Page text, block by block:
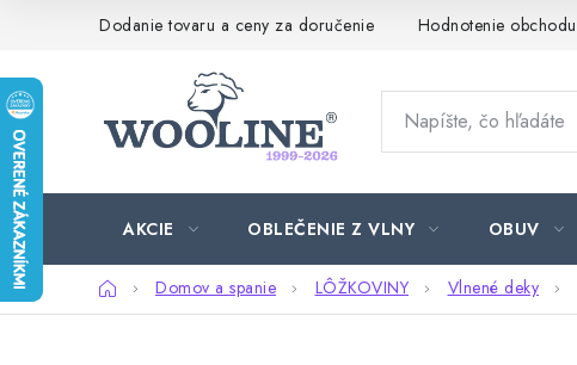
Dodanie tovaru a ceny za doručenie Hodnotenie obchodu
AKCIE OBLEČENIE Z VLNY OBUV
DomovDomov a spanie LÔŽKOVINY Vlnené deky